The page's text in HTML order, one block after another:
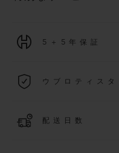
5＋5年保証
際保証が適用されます。
ウブロティスタ
月1 日以降に購入された時
配送日数